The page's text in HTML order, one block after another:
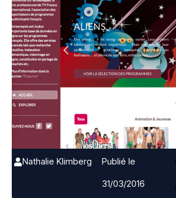
Nathalie Klimberg
Publié le
31/03/2016